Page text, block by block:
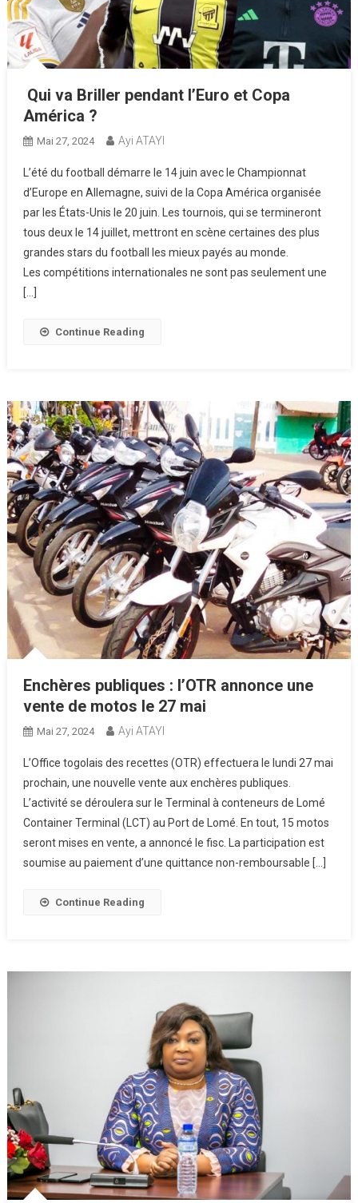
Qui va Briller pendant l’Euro et Copa
América ?
Mai 27, 2024 Ayi ATAYI
L’été du football démarre le 14 juin avec le Championnat
d’Europe en Allemagne, suivi de la Copa América organisée
par les États-Unis le 20 juin. Les tournois, qui se termineront
tous deux le 14 juillet, mettront en scène certaines des plus
grandes stars du football les mieux payés au monde.
Les compétitions internationales ne sont pas seulement une
[…]
Continue Reading
Enchères publiques : l’OTR annonce une
vente de motos le 27 mai
Mai 27, 2024 Ayi ATAYI
L’Office togolais des recettes (OTR) effectuera le lundi 27 mai
prochain, une nouvelle vente aux enchères publiques.
L’activité se déroulera sur le Terminal à conteneurs de Lomé
Container Terminal (LCT) au Port de Lomé. En tout, 15 motos
seront mises en vente, a annoncé le fisc. La participation est
soumise au paiement d’une quittance non-remboursable […]
Continue Reading